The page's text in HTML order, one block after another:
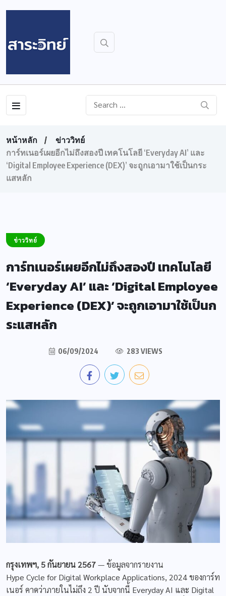
หน้าหลัก
ข่าววิทย์
การ์ทเนอร์เผยอีกไม่ถึงสองปี เทคโนโลยี ‘Everyday AI’ และ
‘Digital Employee Experience (DEX)’ จะถูกเอามาใช้เป็นกระ
แสหลัก
ข่าววิทย์
การ์ทเนอร์เผยอีกไม่ถึงสองปี เทคโนโลยี
‘Everyday AI’ และ ‘Digital Employee
Experience (DEX)’ จะถูกเอามาใช้เป็นก
ระแสหลัก
06/09/2024 283 VIEWS
กรุงเทพฯ, 5 กันยายน 2567— ข้อมูลจากรายงาน
Hype Cycle for Digital Workplace Applications, 2024ของการ์ท
เนอร์ คาดว่าภายในไม่ถึง 2 ปี นับจากนี้ Everyday AI และ Digital